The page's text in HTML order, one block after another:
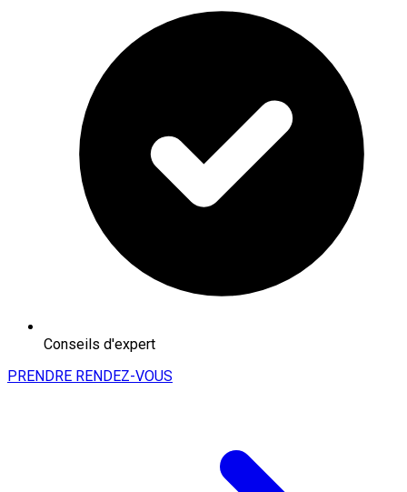
Conseils d'expert
PRENDRE RENDEZ-VOUS